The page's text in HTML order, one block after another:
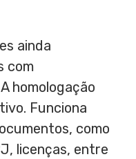
ainda
com
homologação
Funciona
como
licenças, entre